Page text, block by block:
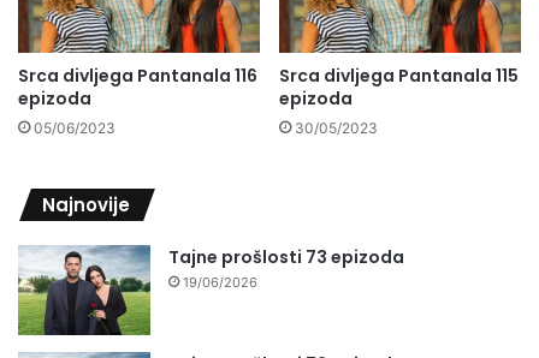
Srca divljega Pantanala 116
epizoda
05/06/2023
Srca divljega Pantanala 115
epizoda
30/05/2023
Najnovije
Tajne prošlosti 73 epizoda
19/06/2026